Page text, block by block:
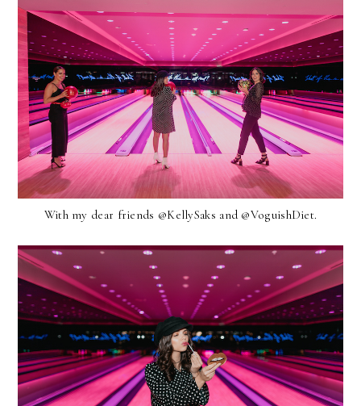
With my dear friends @KellySaks and @VoguishDiet.